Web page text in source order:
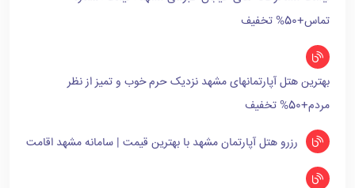
تماس+50% تخفیف
بهترین هتل آپارتمانهای مشهد نزدیک حرم خوب و تمیز از نظر
مردم+50% تخفیف
رزرو هتل آپارتمان مشهد با بهترین قیمت | سامانه مشهد اقامت